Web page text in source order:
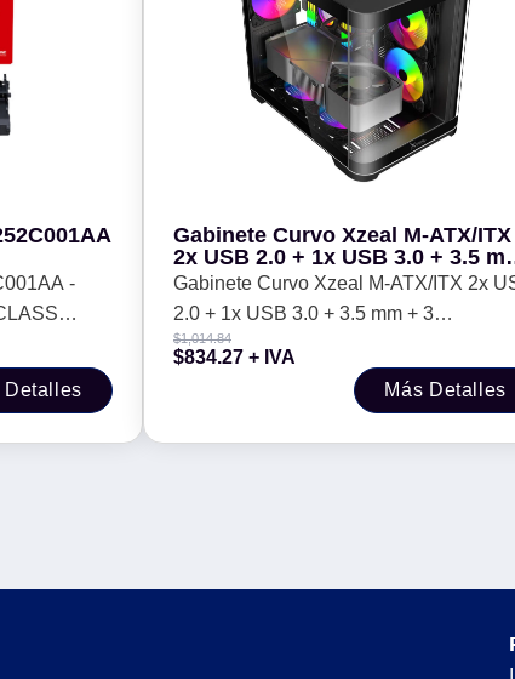
-
Detalles
Gabinete Curvo Xzeal M-ATX/ITX
2x USB 2.0 + 1x USB 3.0 + 3.5
+ 3 Ventiladores RGB Negro -
Gabinete Curvo Xzeal M-ATX/ITX 2x
2.0 + 1x USB 3.0 + 3.5 mm + 3
Ventiladores RGB Negro -
$1,014.84
$834.27 + IVA
Más Detalles